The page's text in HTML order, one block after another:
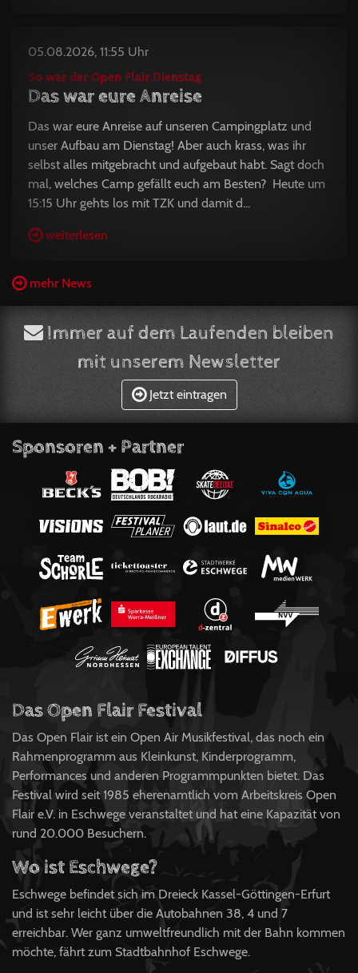
05.08.2026, 11:55 Uhr
So war der Open Flair Dienstag
Das war eure Anreise
Das war eure Anreise auf unseren Campingplatz und
unser Aufbau am Dienstag! Aber auch krass, was ihr
selbst alles mitgebracht und aufgebaut habt. Sagt doch
mal, welches Camp gefällt euch am Besten? Heute um
15:15 Uhr gehts los mit TZK und damit d...
weiterlesen
mehr News
Immer auf dem Laufenden bleiben
mit unserem Newsletter
Jetzt eintragen
Sponsoren + Partner
Das Open Flair Festival
Das Open Flair ist ein Open Air Musikfestival, das noch ein
Rahmenprogramm aus Kleinkunst, Kinderprogramm,
Performances und anderen Programmpunkten bietet. Das
Festival wird seit 1985 eherenamtlich vom Arbeitskreis Open
Flair e.V. in Eschwege veranstaltet und hat eine Kapazität von
rund 20.000 Besuchern.
Wo ist Eschwege?
Eschwege befindet sich im Dreieck Kassel-Göttingen-Erfurt
und ist sehr leicht über die Autobahnen 38, 4 und 7
erreichbar. Wer ganz umweltfreundlich mit der Bahn kommen
möchte, fährt zum Stadtbahnhof Eschwege.